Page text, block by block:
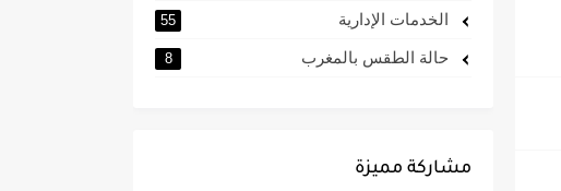
الخدمات الإدارية 55
حالة الطقس بالمغرب 8
مشاركة مميزة